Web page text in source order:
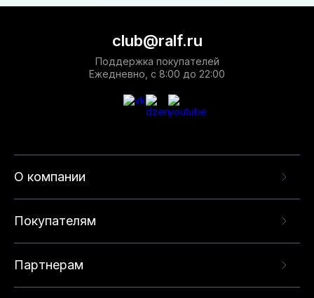
О компании
Покупателям
Партнерам
club@ralf.ru
Поддержка покупателей
Ежедневно, с 8:00 до 22:00